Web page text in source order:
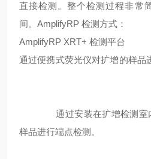
直接检测。整个检测过程非常
间。AmplifyRP 检测方式：
AmplifyRP XRT+ 检测平台
通过便携式荧光仪对扩增
通过安装在扩增检测
样品进行端点检测。